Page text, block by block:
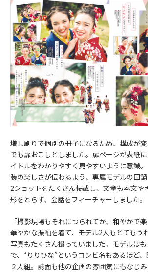
増し刷りで個別の冊子になるため、構成が
でも扉おこしとしました。扉ページが表紙
イトルをわかりやすく見やすいように意識
装の楽しさが伝わるよう、専属モデルの田
2ショットをたくさん掲載し、文章も本文や
形をとらず、会話をフィーチャーしました。
「撮影現場もそれにつられてか、和やかで
華やかな振袖を着て、モデル2人もとてもう
写真もたくさん撮っていました。モデルは
で、“りりひな”というコンビ名もあるほど
２人組。誌面も他の企画の雰囲気にもなじ